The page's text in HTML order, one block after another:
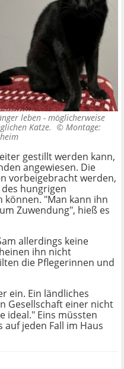
leben - möglicherweise
Katze. © Montage:
gestillt werden kann,
angewiesen. Die
vorbeigebracht werden,
hungrigen
können. "Man kann ihn
Zuwendung", hieß es
allerdings keine
ihn nicht
die Pflegerinnen und
ein. Ein ländliches
Gesellschaft einer nicht
ideal." Eins müssten
jeden Fall im Haus